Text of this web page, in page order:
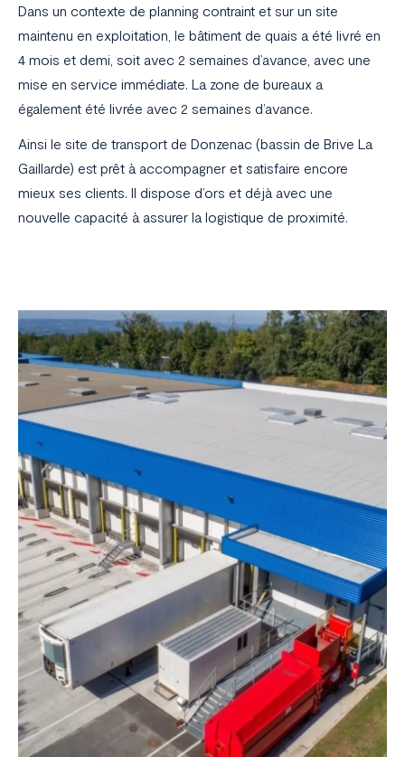
Dans un contexte de planning contraint et sur un site
maintenu en exploitation, le bâtiment de quais a été livré en
4 mois et demi, soit avec 2 semaines d’avance, avec une
mise en service immédiate. La zone de bureaux a
également été livrée avec 2 semaines d’avance.
Ainsi le site de transport de Donzenac (bassin de Brive La
Gaillarde) est prêt à accompagner et satisfaire encore
mieux ses clients. Il dispose d’ors et déjà avec une
nouvelle capacité à assurer la logistique de proximité.